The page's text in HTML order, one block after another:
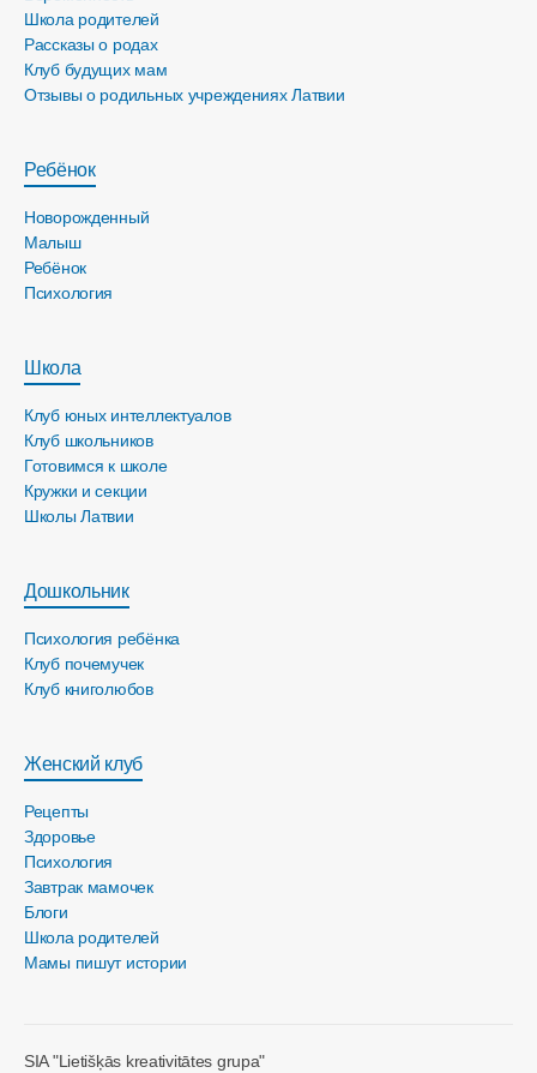
Школа родителей
Рассказы о родах
Клуб будущих мам
Отзывы о родильных учреждениях Латвии
Ребёнок
Новорожденный
Малыш
Ребёнок
Психология
Школа
Клуб юных интеллектуалов
Клуб школьников
Готовимся к школе
Кружки и секции
Школы Латвии
Дошкольник
Психология ребёнка
Клуб почемучек
Клуб книголюбов
Женский клуб
Рецепты
Здоровье
Психология
Завтрак мамочек
Блоги
Школа родителей
Мамы пишут истории
SIA "Lietišķās kreativitātes grupa"